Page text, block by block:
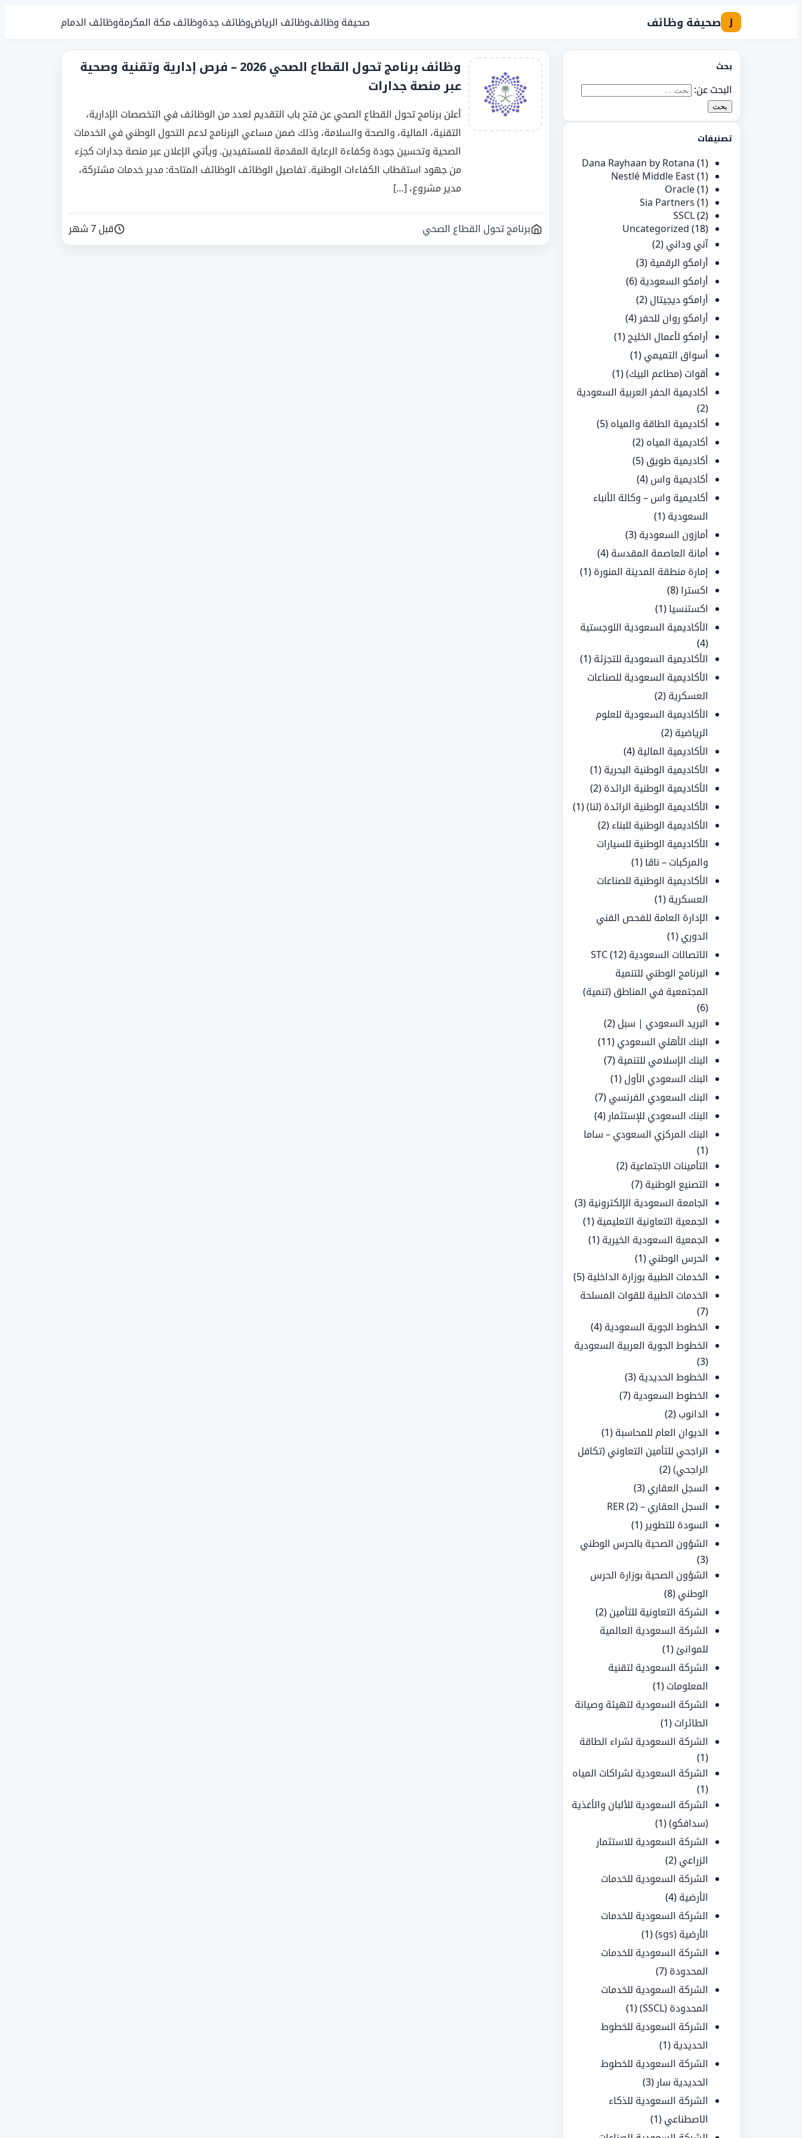
J صحيفة وظائف صحيفة وظائفوظائف الرياضوظائف جدةوظائف مكة المكرمةوظائف الدمام
بحث
البحث عن:
تصنيفات
Dana Rayhaan by Rotana (1)
Nestlé Middle East(1)
Oracle(1)
Sia Partners (1)
SSCL(2)
Uncategorized (18)
آني وداني (2)
أرامكو الرقمية (3)
أرامكو السعودية (6)
أرامكو ديجيتال (2)
أرامكو روان للحفر (4)
أرامكو لأعمال الخليج (1)
أسواق التميمي (1)
أقوات (مطاعم البيك)(1)
أكاديمية الحفر العربية السعودية
(2)
أكاديمية الطاقة والمياه (5)
أكاديمية المياه (2)
أكاديمية طويق (5)
أكاديمية واس (4)
أكاديمية واس – وكالة الأنباء
السعودية (1)
أمازون السعودية (3)
أمانة العاصمة المقدسة (4)
إمارة منطقة المدينة المنورة (1)
اكسترا (8)
اكستنسيا (1)
الأكاديمية السعودية اللوجستية
(4)
الأكاديمية السعودية للتجزئة (1)
الأكاديمية السعودية للصناعات
العسكرية (2)
الأكاديمية السعودية للعلوم
الرياضية (2)
الأكاديمية المالية (4)
الأكاديمية الوطنية البحرية (1)
الأكاديمية الوطنية الرائدة (2)
الأكاديمية الوطنية الرائدة (لنا)(1)
الأكاديمية الوطنية للبناء (2)
الأكاديمية الوطنية للسيارات
والمركبات – ناڤا (1)
الأكاديمية الوطنية للصناعات
العسكرية (1)
الإدارة العامة للفحص الفني
الدوري (1)
الاتصالات السعودية STC (12)
البرنامج الوطني للتنمية
المجتمعية في المناطق (تنمية)
(6)
البريد السعودي | سبل (2)
البنك الأهلي السعودي (11)
البنك الإسلامي للتنمية (7)
البنك السعودي الأول (1)
البنك السعودي الفرنسي (7)
البنك السعودي للإستثمار (4)
البنك المركزي السعودي – ساما
(1)
التأمينات الاجتماعية (2)
التصنيع الوطنية (7)
الجامعة السعودية الإلكترونية (3)
الجمعية التعاونية التعليمية (1)
الجمعية السعودية الخيرية (1)
الحرس الوطني (1)
الخدمات الطبية بوزارة الداخلية (5)
الخدمات الطبية للقوات المسلحة
(7)
الخطوط الجوية السعودية (4)
الخطوط الجوية العربية السعودية
(3)
الخطوط الحديدية (3)
الخطوط السعودية (7)
الدانوب (2)
الديوان العام للمحاسبة (1)
الراجحي للتأمين التعاوني (تكافل
الراجحي)(2)
السجل العقاري (3)
السجل العقاري – RER(2)
السودة للتطوير (1)
الشؤون الصحية بالحرس الوطني
(3)
الشؤون الصحية بوزارة الحرس
الوطني (8)
الشركة التعاونية للتأمين (2)
الشركة السعودية العالمية
للموانئ (1)
الشركة السعودية لتقنية
المعلومات (1)
الشركة السعودية لتهيئة وصيانة
الطائرات (1)
الشركة السعودية لشراء الطاقة
(1)
الشركة السعودية لشراكات المياه
(1)
الشركة السعودية للألبان والأغذية
(سدافكو)(1)
الشركة السعودية للاستثمار
الزراعي (2)
الشركة السعودية للخدمات
الأرضية (4)
الشركة السعودية للخدمات
الأرضية (sgs)
(1)
الشركة السعودية للخدمات
المحدودة (7)
الشركة السعودية للخدمات
المحدودة (SSCL)
(1)
الشركة السعودية للخطوط
الحديدية (1)
الشركة السعودية للخطوط
الحديدية سار (3)
الشركة السعودية للذكاء
الاصطناعي (1)
وظائف برنامج تحول القطاع الصحي 2026 – فرص إدارية وتقنية وصحية
عبر منصة جدارات
أعلن برنامج تحول القطاع الصحي عن فتح باب التقديم لعدد من الوظائف في التخصصات الإدارية،
التقنية، المالية، والصحة والسلامة، وذلك ضمن مساعي البرنامج لدعم التحول الوطني في الخدمات
الصحية وتحسين جودة وكفاءة الرعاية المقدمة للمستفيدين. ويأتي الإعلان عبر منصة جدارات كجزء
من جهود استقطاب الكفاءات الوطنية. تفاصيل الوظائف الوظائف المتاحة: مدير خدمات مشتركة،
مدير مشروع، […]
برنامج تحول القطاع الصحي قبل 7 شهر